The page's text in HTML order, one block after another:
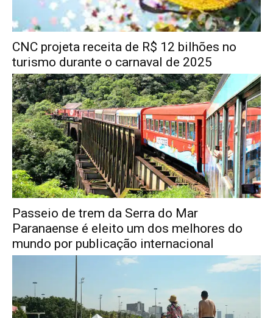
CNC projeta receita de R$ 12 bilhões no
turismo durante o carnaval de 2025
Passeio de trem da Serra do Mar
Paranaense é eleito um dos melhores do
mundo por publicação internacional